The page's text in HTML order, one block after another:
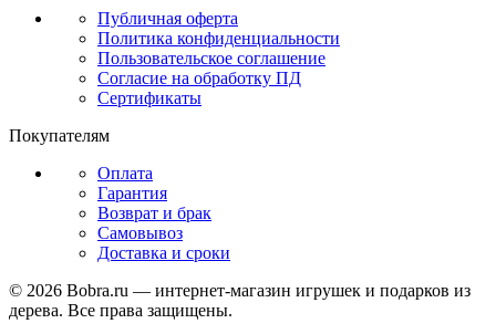
Публичная оферта
Политика конфиденциальности
Пользовательское соглашение
Согласие на обработку ПД
Сертификаты
Покупателям
Оплата
Гарантия
Возврат и брак
Самовывоз
Доставка и сроки
© 2026 Bobra.ru — интернет-магазин игрушек и подарков из
дерева. Все права защищены.